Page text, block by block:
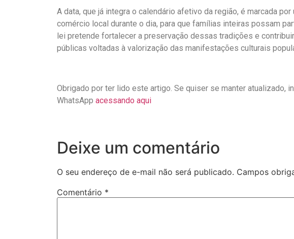
A data, que já integra o calendário afetivo da região, é marcada
comércio local durante o dia, para que famílias inteiras possam
lei pretende fortalecer a preservação dessas tradições e
públicas voltadas à valorização das manifestações culturais
Obrigado por ter lido este artigo. Se quiser se manter atualizado,
WhatsApp acessando aqui
Deixe um comentário
O seu endereço de e-mail não será publicado. Campos
Comentário *